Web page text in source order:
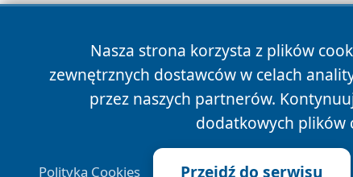
Nasza strona korzysta z plików
zewnętrznych dostawców w celach
przez naszych partnerów.
dodatkowych plików
Polityka Cookies Przejdź do serwisu